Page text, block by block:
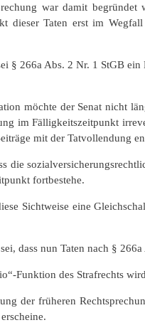
war damit
dieser Taten erst im
§ 266a Abs. 2 Nr. 1 StGB
möchte der Senat nicht
im Fälligkeitszeitpunkt
mit der Tatvollendung
die
fortbestehe.
Sichtweise eine
dass nun Taten nach §
Funktion des Strafrechts
der früheren